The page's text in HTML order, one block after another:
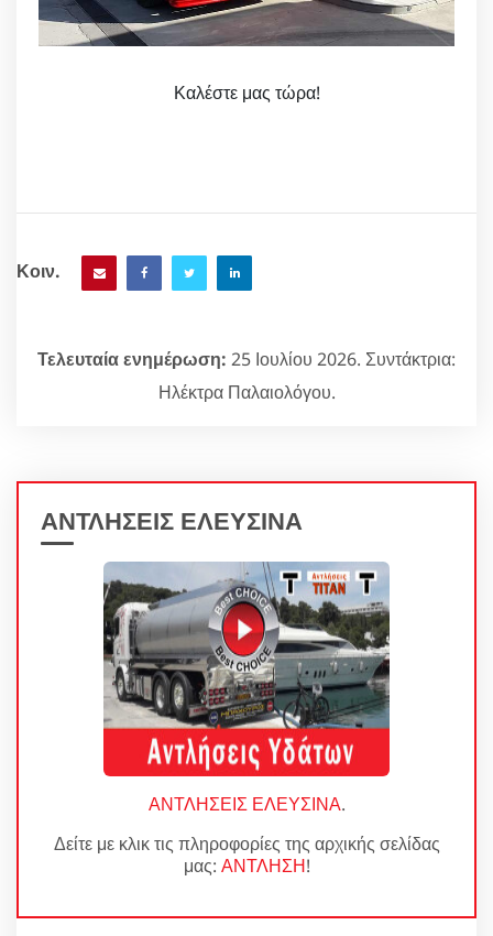
Καλέστε μας τώρα!
Κοιν.
Τελευταία ενημέρωση: 25 Ιουλίου 2026. Συντάκτρια:
Ηλέκτρα Παλαιολόγου.
ΑΝΤΛΗΣΕΙΣ ΕΛΕΥΣΙΝΑ
ΑΝΤΛΗΣΕΙΣ ΕΛΕΥΣΙΝΑ.
Δείτε με κλικ τις πληροφορίες της αρχικής σελίδας
μας: ΑΝΤΛΗΣΗ!